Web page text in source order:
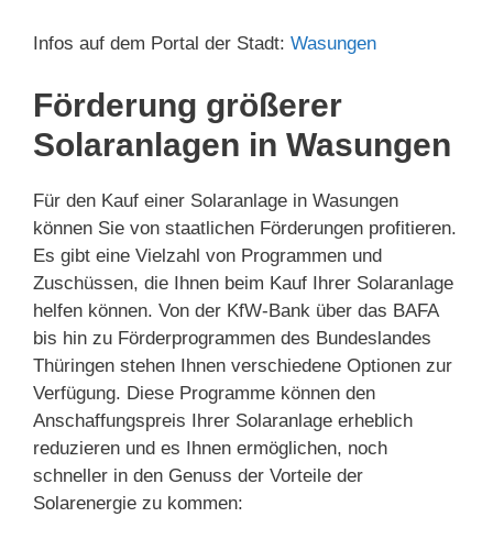
Infos auf dem Portal der Stadt: Wasungen
Förderung größerer
Solaranlagen in Wasungen
Für den Kauf einer Solaranlage in Wasungen
können Sie von staatlichen Förderungen profitieren.
Es gibt eine Vielzahl von Programmen und
Zuschüssen, die Ihnen beim Kauf Ihrer Solaranlage
helfen können. Von der KfW-Bank über das BAFA
bis hin zu Förderprogrammen des Bundeslandes
Thüringen stehen Ihnen verschiedene Optionen zur
Verfügung. Diese Programme können den
Anschaffungspreis Ihrer Solaranlage erheblich
reduzieren und es Ihnen ermöglichen, noch
schneller in den Genuss der Vorteile der
Solarenergie zu kommen: